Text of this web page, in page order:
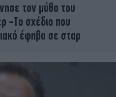
τον μύθο του
-Το σχέδιο που
έφηβο σε σταρ